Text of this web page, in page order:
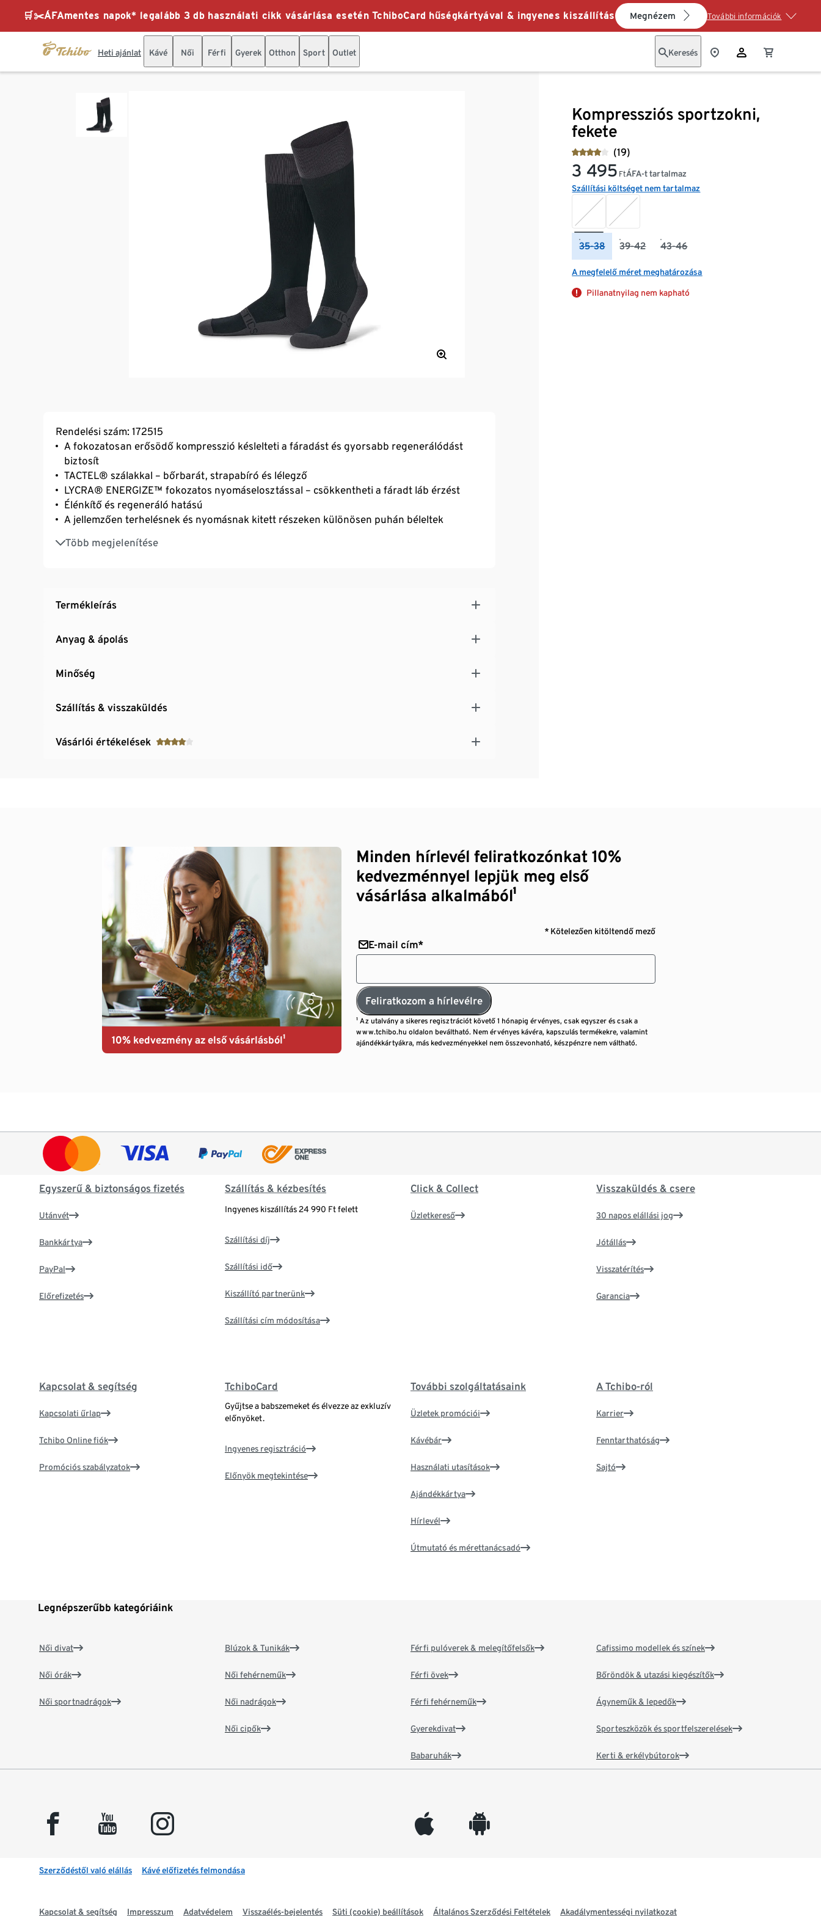
🛒✂️ÁFAmentes napok* legalább 3 db használati cikk vásárlása esetén TchiboCard hűségkártyával & ingyenes kiszállítás Megnézem További információk
Heti ajánlat Kávé Női Férfi Gyerek Otthon Sport Outlet Keresés
Kompressziós sportzokni,
fekete
(19)
3 495 FtÁFA-t tartalmaz
Szállítási költséget nem tartalmaz
35-38 39-42 43-46
A megfelelő méret meghatározása
Pillanatnyilag nem kapható
Rendelési szám: 172515
A fokozatosan erősödő kompresszió késlelteti a fáradást és gyorsabb regenerálódást
biztosít
TACTEL® szálakkal – bőrbarát, strapabíró és lélegző
LYCRA® ENERGIZE™ fokozatos nyomáselosztással – csökkentheti a fáradt láb érzést
Élénkítő és regeneráló hatású
A jellemzően terhelésnek és nyomásnak kitett részeken különösen puhán béleltek
Több megjelenítése
Támasztás mértéke a bokánál és a vádlinál
Különösen lapos orrvarrás
Termékleírás
Anyag & ápolás
Minőség
Szállítás & visszaküldés
Vásárlói értékelések
10% kedvezmény az első vásárlásból¹
Minden hírlevél feliratkozónkat 10%
kedvezménnyel lepjük meg első
vásárlása alkalmából¹
* Kötelezően kitöltendő mező
E-mail cím*
Feliratkozom a hírlevélre
¹ Az utalvány a sikeres regisztrációt követő 1 hónapig érvényes, csak egyszer és csak a
www.tchibo.hu oldalon beváltható. Nem érvényes kávéra, kapszulás termékekre, valamint
ajándékkártyákra, más kedvezményekkel nem összevonható, készpénzre nem váltható.
Egyszerű & biztonságos fizetés
Utánvét
Bankkártya
PayPal
Előrefizetés
Szállítás & kézbesítés
Ingyenes kiszállítás 24 990 Ft felett
Szállítási díj
Szállítási idő
Kiszállító partnerünk
Szállítási cím módosítása
Click & Collect
Üzletkereső
Visszaküldés & csere
30 napos elállási jog
Jótállás
Visszatérítés
Garancia
Kapcsolat & segítség
Kapcsolati űrlap
Tchibo Online fiók
Promóciós szabályzatok
TchiboCard
Gyűjtse a babszemeket és élvezze az exkluzív
előnyöket.
Ingyenes regisztráció
Előnyök megtekintése
További szolgáltatásaink
Üzletek promóciói
Kávébár
Használati utasítások
Ajándékkártya
Hírlevél
Útmutató és mérettanácsadó
A Tchibo-ról
Karrier
Fenntarthatóság
Sajtó
Legnépszerűbb kategóriáink
Női divat
Női órák
Női sportnadrágok
Blúzok & Tunikák
Női fehérneműk
Női nadrágok
Női cipők
Férfi pulóverek & melegítőfelsők
Férfi övek
Férfi fehérneműk
Gyerekdivat
Babaruhák
Cafissimo modellek és színek
Bőröndök & utazási kiegészítők
Ágyneműk & lepedők
Sporteszközök és sportfelszerelések
Kerti & erkélybútorok
facebook youtube instagram appleinc android
Szerződéstől való elállás Kávé előfizetés felmondása
Kapcsolat & segítség Impresszum Adatvédelem Visszaélés-bejelentés Süti (cookie) beállítások Általános Szerződési Feltételek Akadálymentességi nyilatkozat